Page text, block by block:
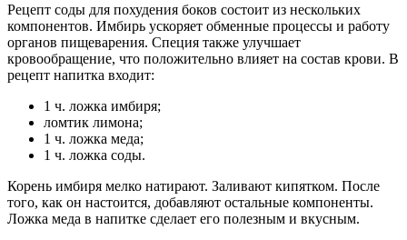
Рецепт соды для похудения боков состоит из нескольких
компонентов. Имбирь ускоряет обменные процессы и работу
органов пищеварения. Специя также улучшает
кровообращение, что положительно влияет на состав крови. В
рецепт напитка входит:
1 ч. ложка имбиря;
ломтик лимона;
1 ч. ложка меда;
1 ч. ложка соды.
Корень имбиря мелко натирают. Заливают кипятком. После
того, как он настоится, добавляют остальные компоненты.
Ложка меда в напитке сделает его полезным и вкусным.